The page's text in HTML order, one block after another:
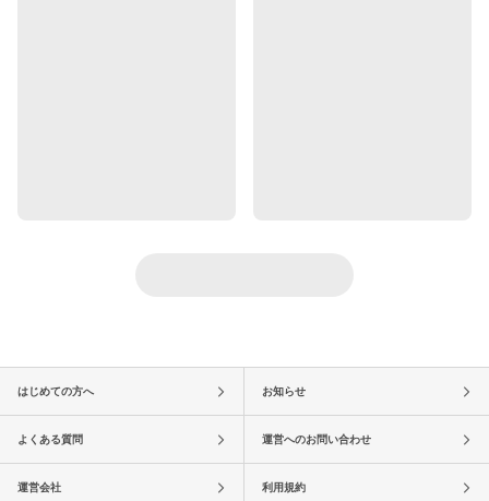
はじめての方へ お知らせ
よくある質問 運営へのお問い合わせ
運営会社 利用規約